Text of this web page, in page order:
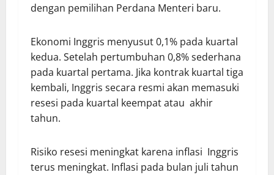
dengan pemilihan Perdana Menteri baru.
Ekonomi Inggris menyusut 0,1% pada kuartal
kedua. Setelah pertumbuhan 0,8% sederhana
pada kuartal pertama. Jika kontrak kuartal tiga
kembali, Inggris secara resmi akan memasuki
resesi pada kuartal keempat atau akhir
tahun.
Risiko resesi meningkat karena inflasi Inggris
terus meningkat. Inflasi pada bulan juli tahun